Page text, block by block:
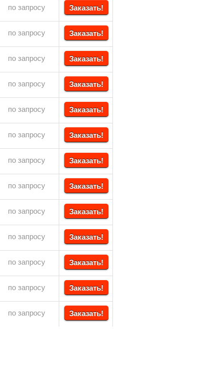
по запросу Заказать!
по запросу Заказать!
по запросу Заказать!
по запросу Заказать!
по запросу Заказать!
по запросу Заказать!
по запросу Заказать!
по запросу Заказать!
по запросу Заказать!
по запросу Заказать!
по запросу Заказать!
по запросу Заказать!
по запросу Заказать!